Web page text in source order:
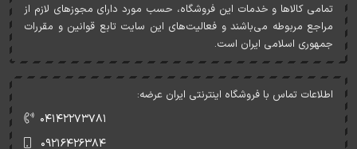
تمامی کالاها و خدمات اين فروشگاه، حسب مورد دارای مجوزهای لازم از
مراجع مربوطه می‌باشند و فعاليت‌های اين سايت تابع قوانين و مقررات
جمهوری اسلامی ايران است.
اطلاعات تماس با فروشگاه اینترنتی ایران عرضه:
۰۴۱۴۲۲۷۳۷۸۱
۰۹۲۱۶۴۲۶۳۸۴